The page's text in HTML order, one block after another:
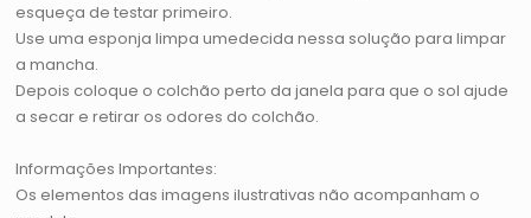
esqueça de testar primeiro.
Use uma esponja limpa umedecida nessa solução para limpar
a mancha.
Depois coloque o colchão perto da janela para que o sol ajude
a secar e retirar os odores do colchão.
Informações Importantes:
Os elementos das imagens ilustrativas não acompanham o